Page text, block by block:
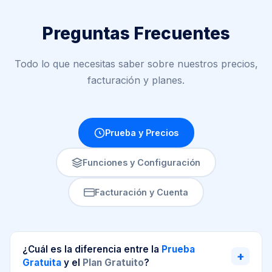
Preguntas Frecuentes
Todo lo que necesitas saber sobre nuestros precios,
facturación y planes.
Prueba y Precios
Funciones y Configuración
Facturación y Cuenta
¿Cuál es la diferencia entre la Prueba
Gratuita y el Plan Gratuito? +